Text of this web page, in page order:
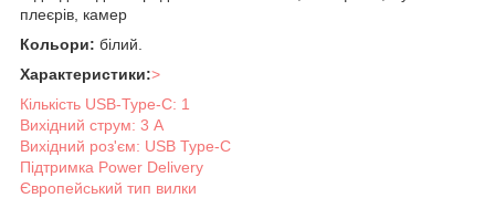
плеєрів, камер
Кольори: білий.
Характеристики:>
Кількість USB-Type-C: 1
Вихідний струм: 3 A
Вихідний роз'єм: USB Type-C
Підтримка Power Delivery
Європейський тип вилки